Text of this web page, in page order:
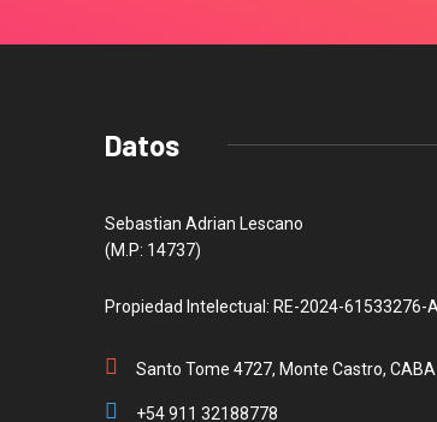
Datos
Sebastian Adrian Lescano
(M.P: 14737)
Propiedad Intelectual: RE-2024-61533276-
Santo Tome 4727, Monte Castro, CABA
+54 911 32188778